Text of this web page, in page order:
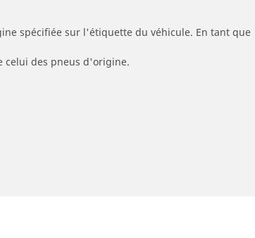
spécifiée sur l'étiquette du véhicule. En tant que
celui des pneus d'origine.